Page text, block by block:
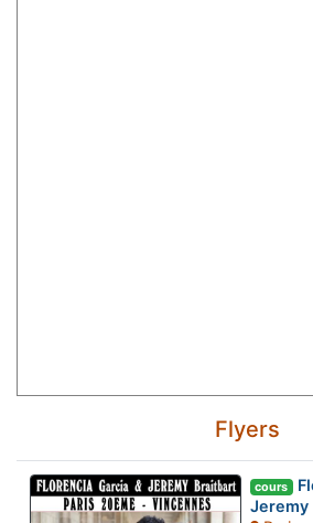
Flyers
cours
Jeremy